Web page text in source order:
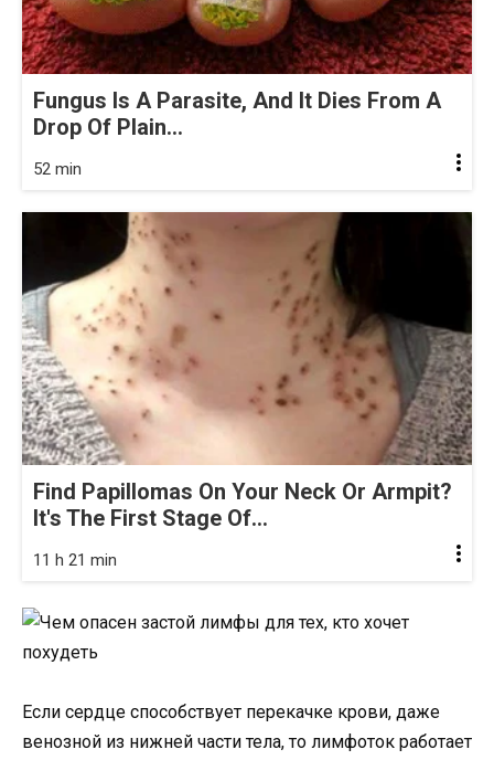
Fungus Is A Parasite, And It Dies From A
Drop Of Plain...
52 min
Find Papillomas On Your Neck Or Armpit?
It's The First Stage Of...
11 h 21 min
Если сердце способствует перекачке крови, даже
венозной из нижней части тела, то лимфоток работает